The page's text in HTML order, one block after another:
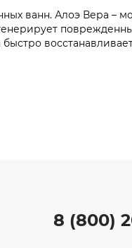
ванн. Алоэ Вера –
8 (800)